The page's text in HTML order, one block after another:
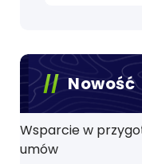
Nowość
Wsparcie w
umów